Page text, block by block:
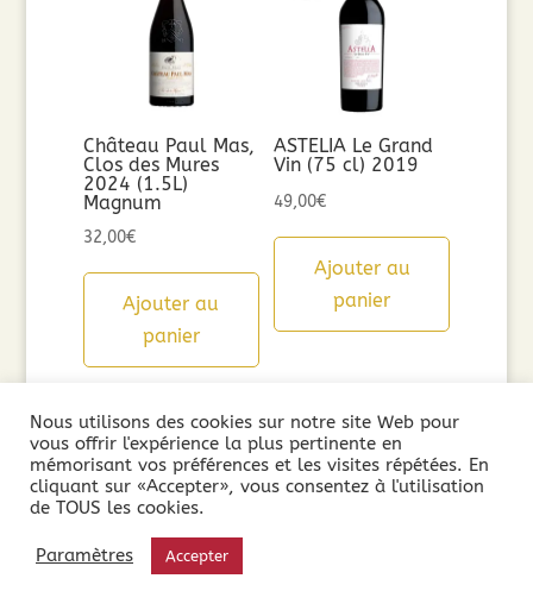
Château Paul Mas,
Clos des Mures
2024 (1.5L)
Magnum
32,00€
Ajouter au
panier
ASTELIA Le Grand
Vin (75 cl) 2019
49,00€
Ajouter au
panier
Nous utilisons des cookies sur notre site Web pour
vous offrir l'expérience la plus pertinente en
mémorisant vos préférences et les visites répétées. En
cliquant sur «Accepter», vous consentez à l'utilisation
de TOUS les cookies.
Paramètres Accepter